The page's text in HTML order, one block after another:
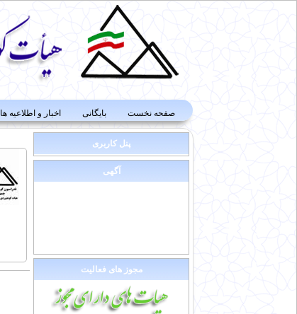
صفحه نخست بایگانی اخبار و اطلاعیه ها
پنل کاربری
آگهی
مجوز های فعالیت